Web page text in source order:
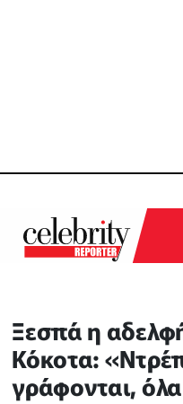
Ξεσπά η
Κόκοτα:
γράφονται,